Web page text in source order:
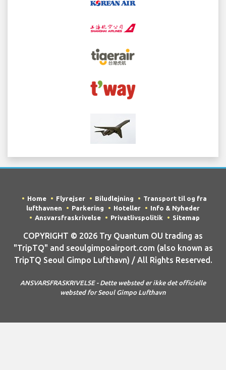
Home Flyrejser Biludlejning
Transport til og fra
lufthavnen
Parkering Hoteller
Info & Nyheder
Ansvarsfraskrivelse
Privatlivspolitik Sitemap
COPYRIGHT © 2026 Try Quantum OU trading as
"TripTQ" and seoulgimpoairport.com (also known as
TripTQ Seoul Gimpo Lufthavn) / All Rights Reserved.
ANSVARSFRASKRIVELSE - Dette websted er ikke det officielle
websted for Seoul Gimpo Lufthavn